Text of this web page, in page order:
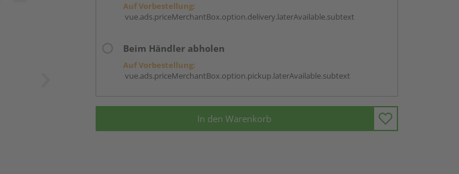
Auf Vorbestellung:
vue.ads.priceMerchantBox.option.delivery.laterAvailable.subtext
Beim Händler abholen
Auf Vorbestellung:
vue.ads.priceMerchantBox.option.pickup.laterAvailable.subtext
In den Warenkorb